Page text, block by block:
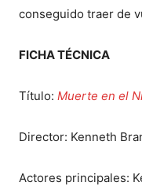
conseguido traer de
FICHA TÉCNICA
Título: Muerte en el
Director: Kenneth
Actores principales: